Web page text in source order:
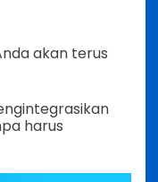
akan terus
harus